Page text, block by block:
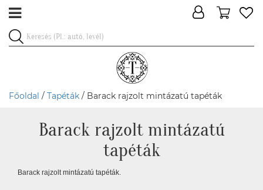
Főoldal / Tapéták / Barack rajzolt mintázatú tapéták
Barack rajzolt mintázatú
tapéták
Barack rajzolt mintázatú tapéták.